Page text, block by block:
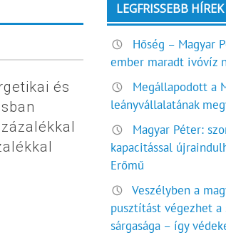
és
LEGFRISSEBB HÍREK
Hőség – Magyar
ember maradt ivóvíz
Megállapodott a
leányvállalatának
Magyar Péter:
kapacitással
Erőmű
Veszélyben a
pusztítást végezhet a
sárgasága – így